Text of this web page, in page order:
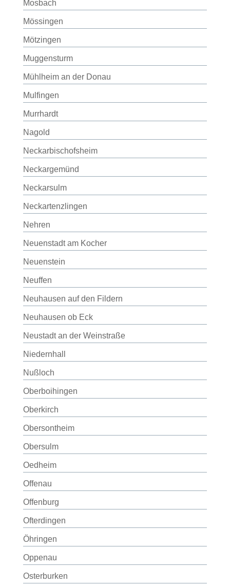
Mosbach
Mössingen
Mötzingen
Muggensturm
Mühlheim an der Donau
Mulfingen
Murrhardt
Nagold
Neckarbischofsheim
Neckargemünd
Neckarsulm
Neckartenzlingen
Nehren
Neuenstadt am Kocher
Neuenstein
Neuffen
Neuhausen auf den Fildern
Neuhausen ob Eck
Neustadt an der Weinstraße
Niedernhall
Nußloch
Oberboihingen
Oberkirch
Obersontheim
Obersulm
Oedheim
Offenau
Offenburg
Ofterdingen
Öhringen
Oppenau
Osterburken